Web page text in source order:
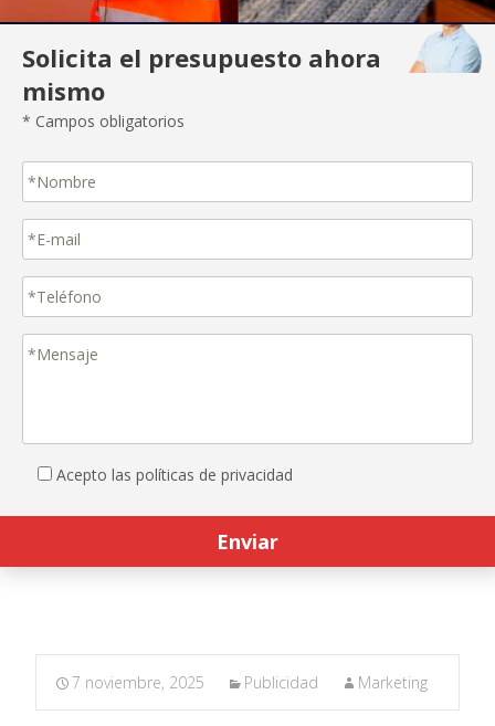
Solicita el presupuesto ahora
mismo
* Campos obligatorios
Acepto las políticas de privacidad
7 noviembre, 2025 Publicidad Marketing